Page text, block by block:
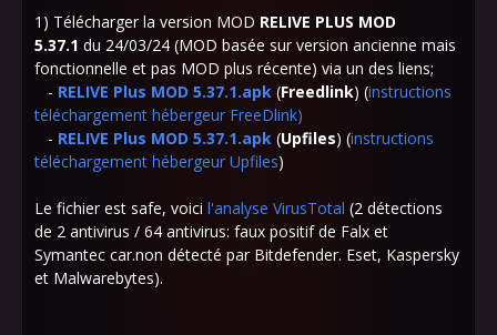
1) Télécharger la version MOD RELIVE PLUS MOD
5.37.1 du 24/03/24 (MOD basée sur version ancienne mais
fonctionnelle et pas MOD plus récente) via un des liens;
- RELIVE Plus MOD 5.37.1.apk (Freedlink) (instructions
téléchargement hébergeur FreeDlink)
- RELIVE Plus MOD 5.37.1.apk (Upfiles) (instructions
téléchargement hébergeur Upfiles)
Le fichier est safe, voici l'analyse VirusTotal (2 détections
de 2 antivirus / 64 antivirus: faux positif de Falx et
Symantec car.non détecté par Bitdefender. Eset, Kaspersky
et Malwarebytes).